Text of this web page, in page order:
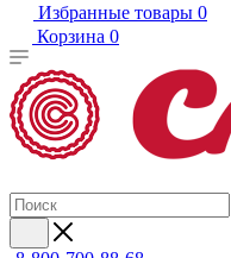
Избранные товары 0
Корзина 0